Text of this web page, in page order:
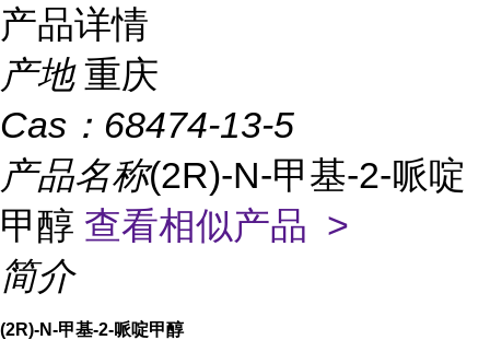
产品详情
产地 重庆
Cas： 68474-13-5
产品名称(2R)-N-甲基-2-哌啶
甲醇 查看相似产品 >
简介
(2R)-N-甲基-2-哌啶甲醇